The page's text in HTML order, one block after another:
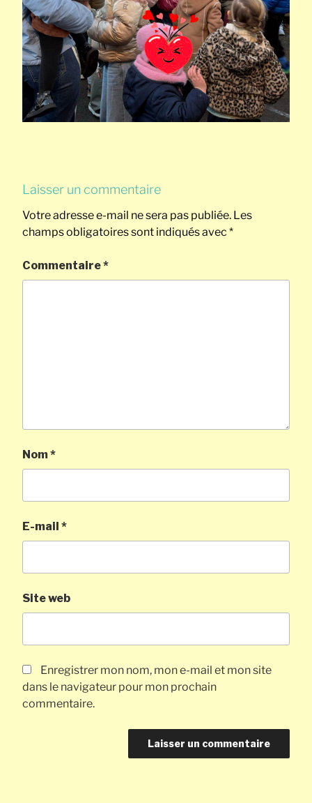
Laisser un commentaire
Votre adresse e-mail ne sera pas publiée. Les
champs obligatoires sont indiqués avec *
Commentaire*
Nom*
E-mail *
Site web
Enregistrer mon nom, mon e-mail et mon site
dans le navigateur pour mon prochain
commentaire.